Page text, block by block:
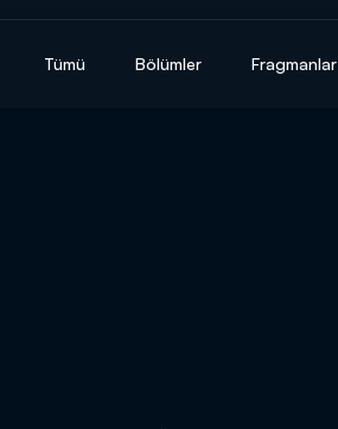
Tümü Bölümler Fragmanlar